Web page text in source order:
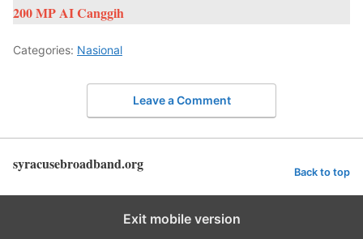
200 MP AI Canggih
Categories: Nasional
Leave a Comment
syracusebroadband.org Back to top
Exit mobile version